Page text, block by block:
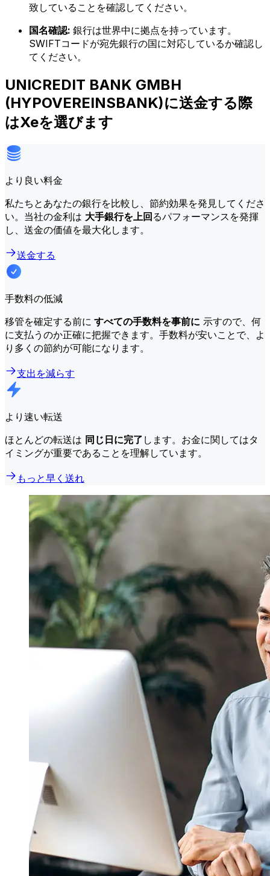
致していることを確認してください。
国名確認: 銀行は世界中に拠点を持っています。
SWIFTコードが宛先銀行の国に対応しているか確認し
てください。
UNICREDIT BANK GMBH
(HYPOVEREINSBANK)に送金する際
はXeを選びます
より良い料金
私たちとあなたの銀行を比較し、節約効果を発見してくださ
い。当社の金利は 大手銀行を上回るパフォーマンスを発揮
し、送金の価値を最大化します。
送金する
手数料の低減
移管を確定する前に すべての手数料を事前に 示すので、何
に支払うのか正確に把握できます。手数料が安いことで、よ
り多くの節約が可能になります。
支出を減らす
より速い転送
ほとんどの転送は 同じ日に完了 します。お金に関してはタ
イミングが重要であることを理解しています。
もっと早く送れ